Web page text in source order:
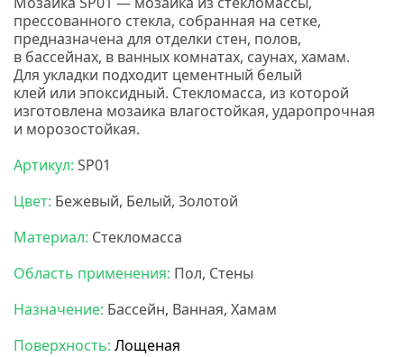
прессованного стекла, собранная на сетке,
предназначена для отделки стен, полов,
в бассейнах, в ванных комнатах, саунах, хамам.
Для укладки подходит цементный белый
клей или эпоксидный. Стекломасса, из которой
изготовлена мозаика влагостойкая, ударопрочная
и морозостойкая.
Артикул: SP01
Цвет: Бежевый, Белый, Золотой
Материал: Стекломасса
Область применения: Пол, Стены
Назначение: Бассейн, Ванная, Хамам
Поверхность: Лощеная